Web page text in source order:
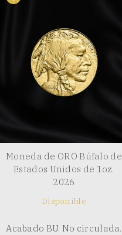
Moneda de ORO Búfalo de
Estados Unidos de 1oz.
2026
Disponible
Acabado BU. No circulada.